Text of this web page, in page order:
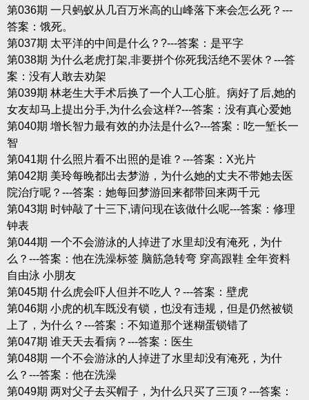
第036期 一只蚂蚁从几百万米高的山峰落下来会怎么死？---
答案：饿死。
第037期 太平洋的中间是什么？?---答案：是平字
第038期 为什么老虎打架,非要拼个你死我活绝不罢休？---答
案：没有人敢去劝架
第039期 林老生大手术后换了一个人工心脏。病好了后,她的
女友却马上提出分手,为什么会这样?---答案：没有真心爱她
第040期 增长智力最有效的办法是什么?---答案：吃一堑长一
智
第041期 什么照片看不出照的是谁？---答案：X光片
第042期 美玲每晚都出去梦游，为什么她的丈夫不带她去医
院治疗呢？---答案：她每回梦游回来都带回来两千元
第043期 时钟敲了十三下,请问现在该做什么呢---答案：修理
钟表
第044期 一个不会游泳的人掉进了水里却没有淹死，为什
么？---答案：他在洗澡标签 脑筋急转弯 穿高跟鞋 全年资料
自由泳 小朋友
第045期 什么虎会吓人但并不吃人？---答案：壁虎
第046期 小虎的机车既没有锁，也没有违规，但是仍然被锁
上了，为什么？---答案：不知道那个迷糊蛋锁错了
第047期 谁天天去看病？---答案：医生
第048期 一个不会游泳的人掉进了水里却没有淹死，为什
么？---答案：他在洗澡
第049期 两对父子去买帽子，为什么只买了三顶？---答案：